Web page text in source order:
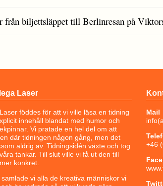
från biljettsläppet till Berlinresan på
Laser
föddes för att vi ville läsa en tidning
innehåll blandat med humor och
Vi pratade en hel del om att
där tidningen någon gång, men det
aldrig av. Tidningsidén växte och tog
tankar. Till slut ville vi få ut den till
konkret.
samlade vi alla de kreativa människor vi
Mail
+46